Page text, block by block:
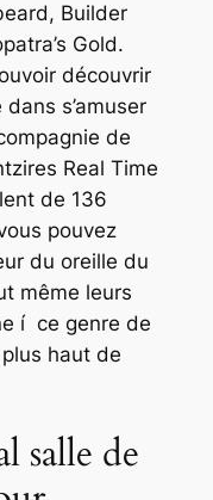
Builder
Gold.
découvrir
s’amuser
de
Real Time
de 136
pouvez
du oreille du
même leurs
í ce genre de
haut de
salle de